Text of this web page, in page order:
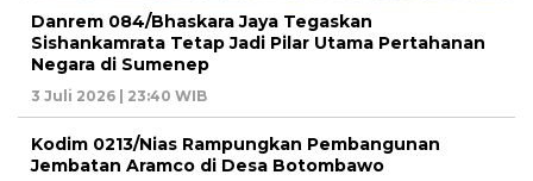
Danrem 084/Bhaskara Jaya Tegaskan
Sishankamrata Tetap Jadi Pilar Utama Pertahanan
Negara di Sumenep
3 Juli 2026 | 23:40 WIB
Kodim 0213/Nias Rampungkan Pembangunan
Jembatan Aramco di Desa Botombawo